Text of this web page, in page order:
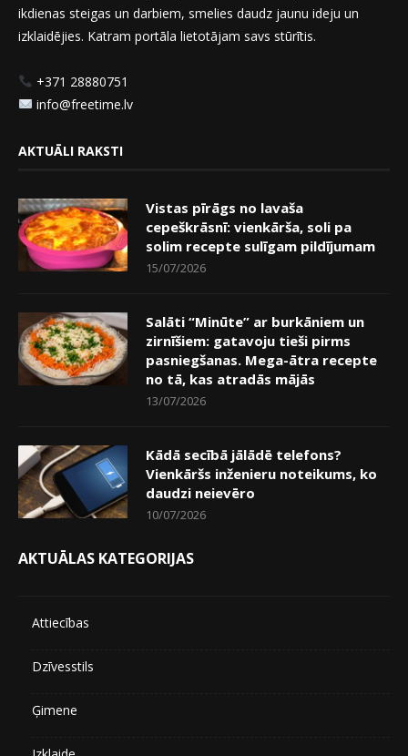
ikdienas steigas un darbiem, smelies daudz jaunu ideju un
izklaidējies. Katram portāla lietotājam savs stūrītis.
+371 28880751
info@freetime.lv
AKTUĀLI RAKSTI
Vistas pīrāgs no lavaša
cepeškrāsnī: vienkārša, soli pa
solim recepte sulīgam pildījumam
15/07/2026
Salāti “Minūte” ar burkāniem un
zirnīšiem: gatavoju tieši pirms
pasniegšanas. Mega-ātra recepte
no tā, kas atradās mājās
13/07/2026
Kādā secībā jālādē telefons?
Vienkāršs inženieru noteikums, ko
daudzi neievēro
10/07/2026
AKTUĀLAS KATEGORIJAS
Attiecības
Dzīvesstils
Ģimene